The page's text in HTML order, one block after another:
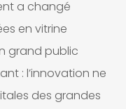
a changé
en vitrine
grand public
: l’innovation ne
des grandes